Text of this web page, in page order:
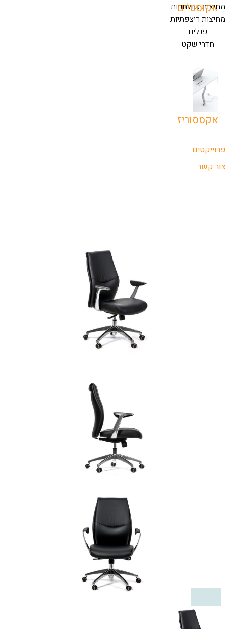
אקוסטיים
מחיצות שולחניות
מחיצות ריצפתיות
פנלים
חדרי שקט
אקססוריז
פרוייקטים
צור קשר